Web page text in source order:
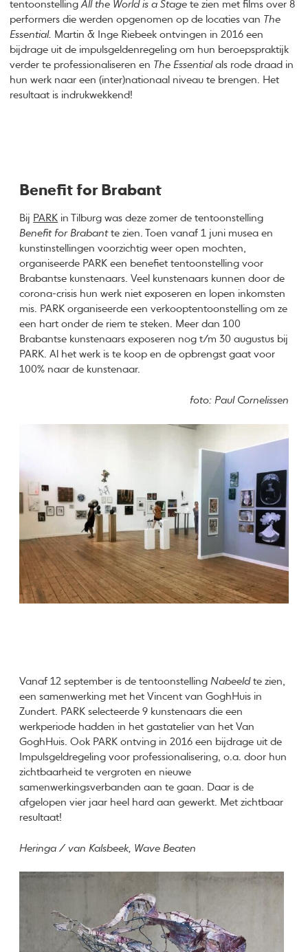
tentoonstellingAll the World is a Stage te zien met films over 8
performers die werden opgenomen op de locaties van The
Essential. Martin & Inge Riebeek ontvingen in 2016 een
bijdrage uit de impulsgeldenregeling om hun beroepspraktijk
verder te professionaliseren en The Essentialals rode draad in
hun werk naar een (inter)nationaal niveau te brengen. Het
resultaat is indrukwekkend!
Benefit for Brabant
Bij PARK in Tilburg was deze zomer de tentoonstelling
Benefit for Brabantte zien. Toen vanaf 1 juni musea en
kunstinstellingen voorzichtig weer open mochten,
organiseerde PARK een benefiet tentoonstelling voor
Brabantse kunstenaars. Veel kunstenaars kunnen door de
corona-crisis hun werk niet exposeren en lopen inkomsten
mis. PARK organiseerde een verkooptentoonstelling om ze
een hart onder de riem te steken. Meer dan 100
Brabantse kunstenaars exposeren nog t/m 30 augustus bij
PARK. Al het werk is te koop en de opbrengst gaat voor
100% naar de kunstenaar.
foto: Paul Cornelissen
Vanaf 12 september is de tentoonstellingNabeeldte zien,
een samenwerking met het Vincent van GoghHuis in
Zundert. PARK selecteerde 9 kunstenaars die een
werkperiode hadden in het gastatelier van het Van
GoghHuis. Ook PARK ontving in 2016 een bijdrage uit de
Impulsgeldregeling voor professionalisering, o.a. door hun
zichtbaarheid te vergroten en nieuwe
samenwerkingsverbanden aan te gaan. Daar is de
afgelopen vier jaar heel hard aan gewerkt. Met zichtbaar
resultaat!
Heringa / van Kalsbeek, Wave Beaten